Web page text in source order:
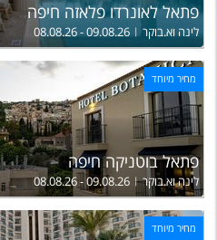
פתאל לאונרדו פלאזה חיפה
לינה וא.בוקר 08.08.26 - 09.08.26
מחיר מיוחד
פתאל בוטניקה חיפה
לינה וא.בוקר 08.08.26 - 09.08.26
מחיר מיוחד